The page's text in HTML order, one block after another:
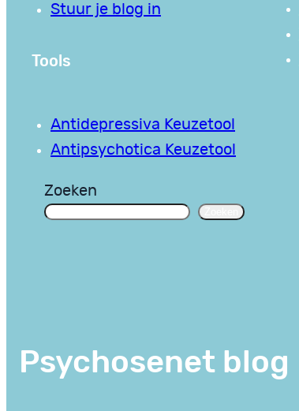
Stuur je blog in
Tools
Antidepressiva Keuzetool
Antipsychotica Keuzetool
Zoeken
Psychosenet blog